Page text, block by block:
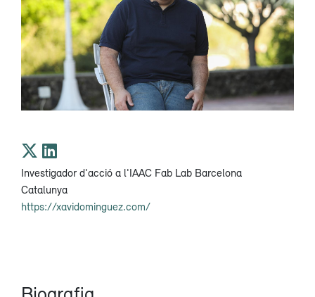
Investigador d'acció a l'IAAC Fab Lab Barcelona
Catalunya
https://xavidominguez.com/